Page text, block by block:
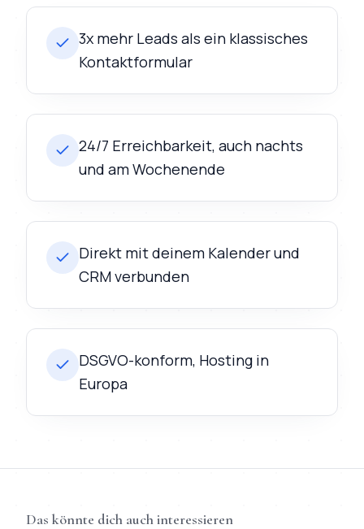
3x mehr Leads als ein klassisches
Kontaktformular
24/7 Erreichbarkeit, auch nachts
und am Wochenende
Direkt mit deinem Kalender und
CRM verbunden
DSGVO-konform, Hosting in
Europa
Das könnte dich auch interessieren